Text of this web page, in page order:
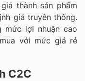
thành sản phẩm
giá truyền thống.
mức lợi nhuận cao
với mức giá rẻ
C2C